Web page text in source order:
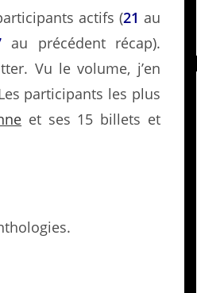
actifs (21 au
au précédent récap).
Vu le volume, j’en
participants les plus
et ses 15 billets et